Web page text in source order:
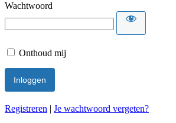
Wachtwoord
Onthoud mij
Registreren | Je wachtwoord vergeten?